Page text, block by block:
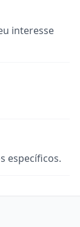
interesse
específicos.